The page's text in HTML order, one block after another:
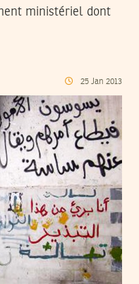
ministériel dont
25 Jan 2013